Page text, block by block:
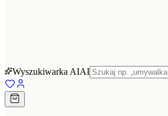
Wyszukiwarka AIAI